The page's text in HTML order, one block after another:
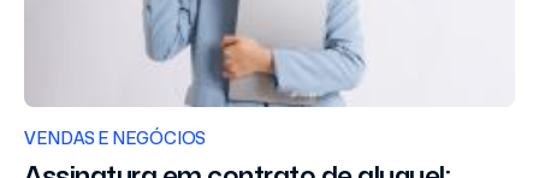
VENDAS E NEGÓCIOS